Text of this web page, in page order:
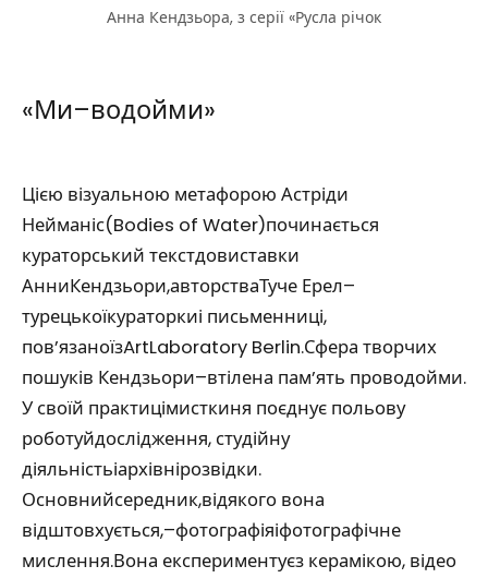
Анна Кендзьора, з серії «Русла річок
«Ми–водойми»
Цією візуальною метафорою Астріди
Нейманіс(Bodies of Water)починається
кураторський текстдовиставки
АнниКендзьори,авторстваТуче Ерел–
турецькоїкураторкиі письменниці,
пов’язаноїзArtLaboratory Berlin.Сфера творчих
пошуків Кендзьори–втілена пам’ять проводойми.
У своїй практицімисткиня поєднує польову
роботуйдослідження, студійну
діяльністьіархівнірозвідки.
Основнийсередник,відякого вона
відштовхується,–фотографіяіфотографічне
мислення.Вона експериментуєз керамікою, відео